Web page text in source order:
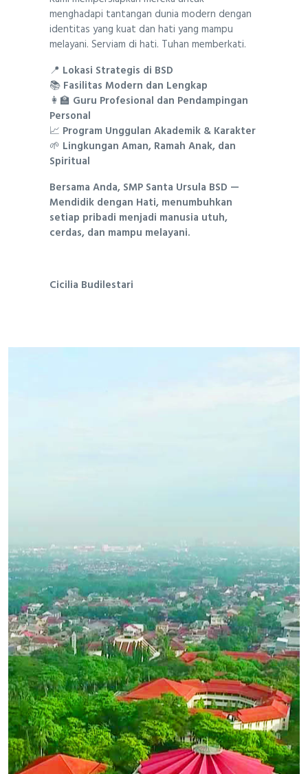
menghadapi tantangan dunia modern dengan
identitas yang kuat dan hati yang mampu
melayani. Serviam di hati. Tuhan memberkati.
📍 Lokasi Strategis di BSD
📚 Fasilitas Modern dan Lengkap
👩‍🏫 Guru Profesional dan Pendampingan
Personal
📈 Program Unggulan Akademik & Karakter
🌱 Lingkungan Aman, Ramah Anak, dan
Spiritual
Bersama Anda, SMP Santa Ursula BSD —
Mendidik dengan Hati, menumbuhkan
setiap pribadi menjadi manusia utuh,
cerdas, dan mampu melayani.
Cicilia Budilestari